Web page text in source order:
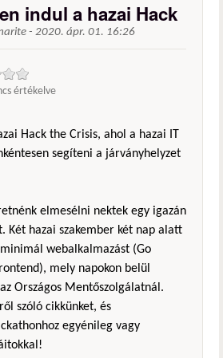
indul a hazai Hack
- 2020. ápr. 01. 16:26
értékelve
Hack the Crisis, ahol a hazai IT
segíteni a járványhelyzet
elmesélni nektek egy igazán
Két hazai szakember két nap alatt
webalkalmazást (Go
mely napokon belül
Országos Mentőszolgálatnál.
szóló cikkünket, és
egyénileg vagy